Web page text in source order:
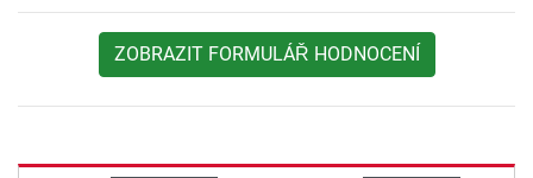
ZOBRAZIT FORMULÁŘ HODNOCENÍ